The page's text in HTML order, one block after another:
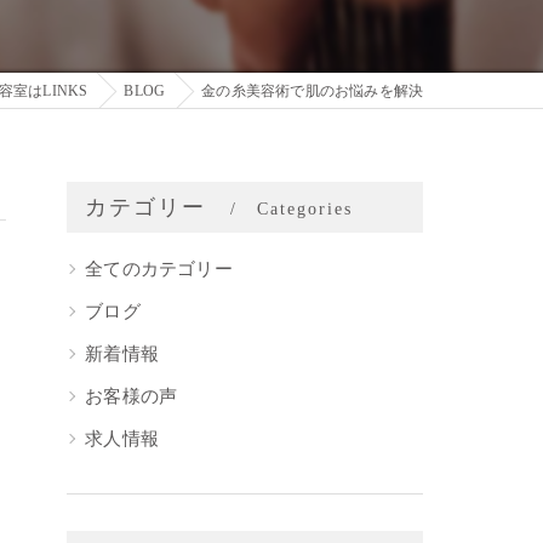
室はLINKS BLOG 金の糸美容術で肌のお悩みを解決
カテゴリー Categories
全てのカテゴリー
ブログ
新着情報
お客様の声
求人情報